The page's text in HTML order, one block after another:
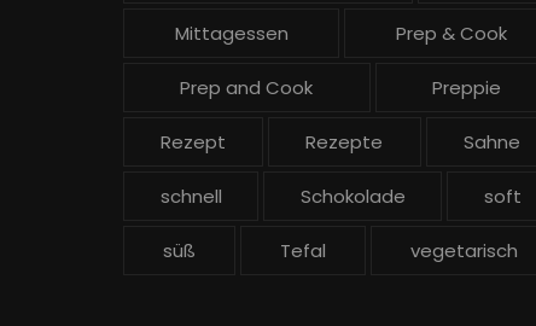
Mittagessen Prep & Cook
Prep and Cook Preppie
Rezept Rezepte Sahne
schnell Schokolade soft
süß Tefal vegetarisch